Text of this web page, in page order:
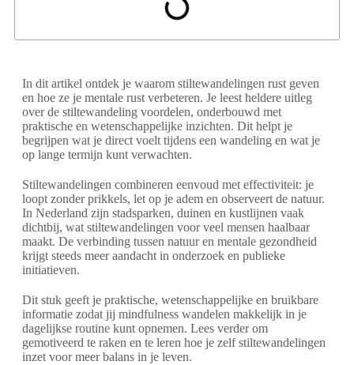
In dit artikel ontdek je waarom stiltewandelingen rust geven
en hoe ze je mentale rust verbeteren. Je leest heldere uitleg
over de stiltewandeling voordelen, onderbouwd met
praktische en wetenschappelijke inzichten. Dit helpt je
begrijpen wat je direct voelt tijdens een wandeling en wat je
op lange termijn kunt verwachten.
Stiltewandelingen combineren eenvoud met effectiviteit: je
loopt zonder prikkels, let op je adem en observeert de natuur.
In Nederland zijn stadsparken, duinen en kustlijnen vaak
dichtbij, wat stiltewandelingen voor veel mensen haalbaar
maakt. De verbinding tussen natuur en mentale gezondheid
krijgt steeds meer aandacht in onderzoek en publieke
initiatieven.
Dit stuk geeft je praktische, wetenschappelijke en bruikbare
informatie zodat jij mindfulness wandelen makkelijk in je
dagelijkse routine kunt opnemen. Lees verder om
gemotiveerd te raken en te leren hoe je zelf stiltewandelingen
inzet voor meer balans in je leven.